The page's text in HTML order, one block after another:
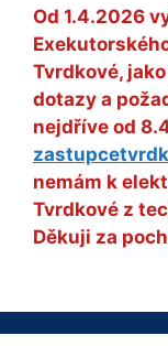
Od 1.4.2026
Tvrdkové,
dotazy a
nejdříve od
nemám k
Tvrdkové z
Děkuji za